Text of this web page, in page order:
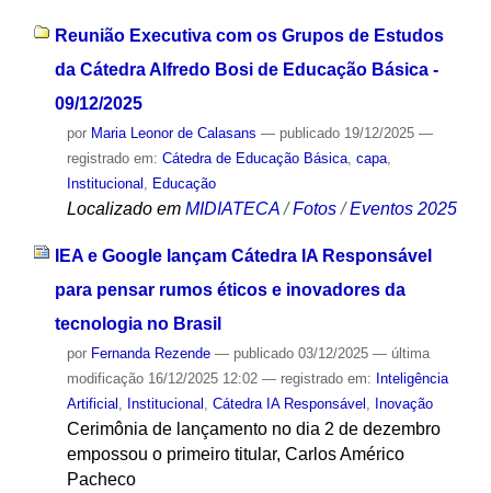
Reunião Executiva com os Grupos de Estudos
da Cátedra Alfredo Bosi de Educação Básica -
09/12/2025
por Maria Leonor de Calasans — publicado19/12/2025 —
registrado em: Cátedra de Educação Básica, capa,
Institucional , Educação
Localizado em MIDIATECA /Fotos /Eventos 2025
IEA e Google lançam Cátedra IA Responsável
para pensar rumos éticos e inovadores da
tecnologia no Brasil
por Fernanda Rezende — publicado03/12/2025 — última
modificação16/12/2025 12:02 — registrado em: Inteligência
Artificial
Institucional Cátedra IA Responsável Inovação
Cerimônia de lançamento no dia 2 de dezembro
empossou o primeiro titular, Carlos Américo
Pacheco